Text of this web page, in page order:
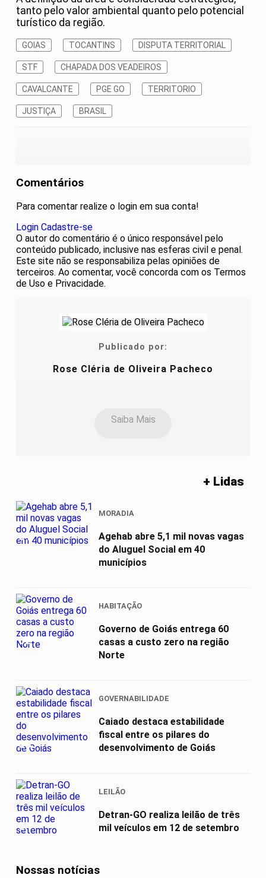
tanto pelo valor ambiental quanto pelo potencial
turístico da região.
GOIAS TOCANTINS DISPUTA TERRITORIAL
STF CHAPADA DOS VEADEIROS
CAVALCANTE PGE GO TERRITORIO
JUSTIÇA BRASIL
Comentários
Para comentar realize o login em sua conta!
Login Cadastre-se
O autor do comentário é o único responsável pelo
conteúdo publicado, inclusive nas esferas civil e penal.
Este site não se responsabiliza pelas opiniões de
terceiros. Ao comentar, você concorda com os Termos
de Uso e Privacidade.
Publicado por:
Rose Cléria de Oliveira Pacheco
Saiba Mais
+ Lidas
01
MORADIA
Agehab abre 5,1 mil novas vagas
do Aluguel Social em 40
municípios
02
HABITAÇÃO
Governo de Goiás entrega 60
casas a custo zero na região
Norte
03
GOVERNABILIDADE
Caiado destaca estabilidade
fiscal entre os pilares do
desenvolvimento de Goiás
04
LEILÃO
Detran-GO realiza leilão de três
mil veículos em 12 de setembro
Nossas notícias